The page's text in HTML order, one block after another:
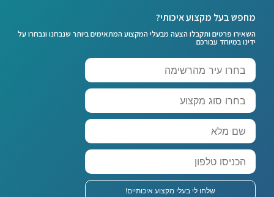
מחפש בעל מקצוע איכותי?
השאירו פרטים ותקבלו הצעה מבעלי המקצוע המתאימים ביותר שנבחנו ונבחרו על
ידינו במיוחד עבורכם